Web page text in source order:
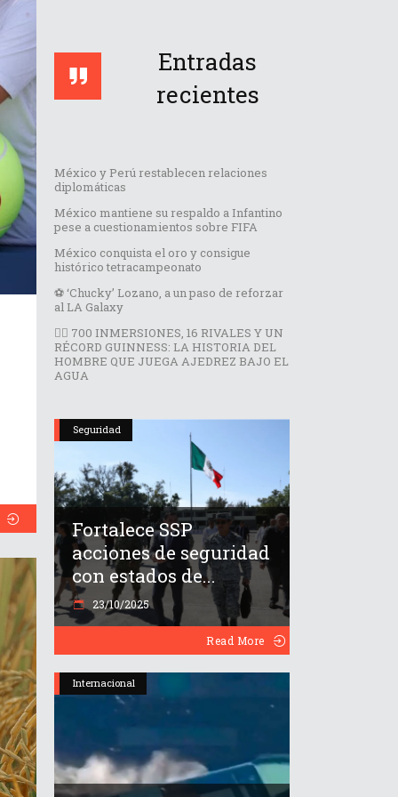
Entradas
recientes
México y Perú restablecen relaciones
diplomáticas
México mantiene su respaldo a Infantino
pese a cuestionamientos sobre FIFA
México conquista el oro y consigue
histórico tetracampeonato
⚽️ ‘Chucky’ Lozano, a un paso de reforzar
al LA Galaxy
🏊‍♂️ 700 INMERSIONES, 16 RIVALES Y UN
RÉCORD GUINNESS: LA HISTORIA DEL
HOMBRE QUE JUEGA AJEDREZ BAJO EL
AGUA
Seguridad
Fortalece SSP
acciones de seguridad
con estados de...
23/10/2025
Read More
Internacional